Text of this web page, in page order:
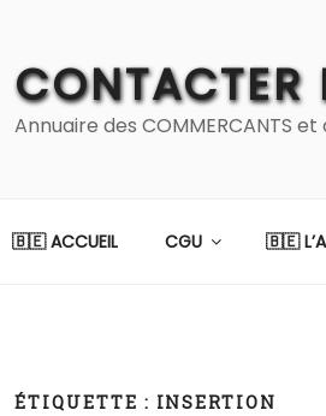
CONTACTER
Annuaire des COMMERCANTS
🇧🇪 ACCUEIL CGU 🇧🇪
ÉTIQUETTE : INSERTION